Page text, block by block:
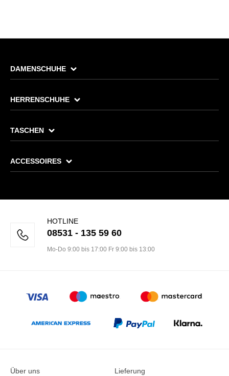
DAMENSCHUHE
HERRENSCHUHE
TASCHEN
ACCESSOIRES
HOTLINE
08531 - 135 59 60
Mo-Do 9:00 bis 17:00 Fr 9:00 bis 13:00
Über uns Lieferung